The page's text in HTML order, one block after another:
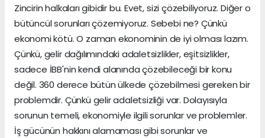
Zincirin halkaları gibidir bu. Evet, sizi çözebiliyoruz. Diğer o
bütüncül sorunları çözemiyoruz. Sebebi ne? Çünkü
ekonomi kötü. O zaman ekonominin de iyi olması lazım.
Çünkü, gelir dağılımındaki adaletsizlikler, eşitsizlikler,
sadece İBB'nin kendi alanında çözebileceği bir konu
değil. 360 derece bütün ülkede çözebilmesi gereken bir
problemdir. Çünkü gelir adaletsizliği var. Dolayısıyla
sorunun temeli, ekonomiyle ilgili sorunlar ve problemler.
İş gücünün hakkını alamaması gibi sorunlar ve